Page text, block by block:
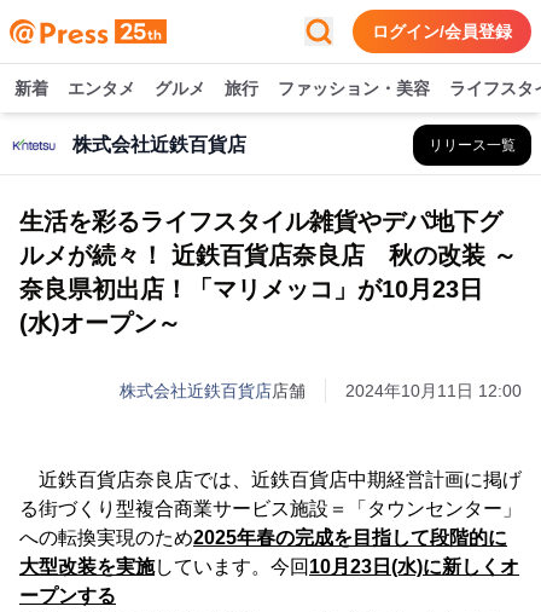
ログイン/会員登録
新着 エンタメ グルメ 旅行 ファッション・美容 ライフスタ
株式会社近鉄百貨店 リリース一覧
生活を彩るライフスタイル雑貨やデパ地下グ
ルメが続々！ 近鉄百貨店奈良店 秋の改装 ～
奈良県初出店！「マリメッコ」が10月23日
(水)オープン～
株式会社近鉄百貨店店舗 2024年10月11日 12:00
近鉄百貨店奈良店では、近鉄百貨店中期経営計画に掲げ
る街づくり型複合商業サービス施設＝「タウンセンター」
への転換実現のため2025年春の完成を目指して段階的に
大型改装を実施しています。今回 10月23日(水)に新しくオ
ープンする